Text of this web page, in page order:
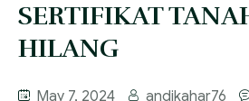
Services
FAQ
SERTIFIKAT
HILANG
May 7, 2024 andikahar76